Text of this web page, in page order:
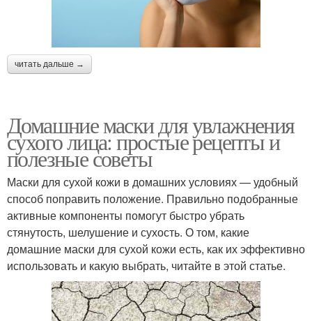
читать дальше →
Домашние маски для увлажнения
сухого лица: простые рецепты и
полезные советы
Маски для сухой кожи в домашних условиях — удобный
способ поправить положение. Правильно подобранные
активные компоненты помогут быстро убрать
стянутость, шелушение и сухость. О том, какие
домашние маски для сухой кожи есть, как их эффективно
использовать и какую выбрать, читайте в этой статье.